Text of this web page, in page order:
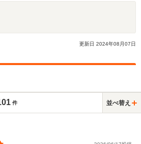
更新日 2024年08 月07日
件 並べ替え